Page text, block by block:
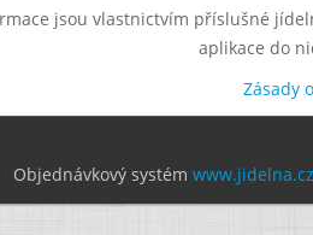
jsou vlastnictvím příslušné
aplikace do
Zásady
Objednávkový systém www.jidelna.cz